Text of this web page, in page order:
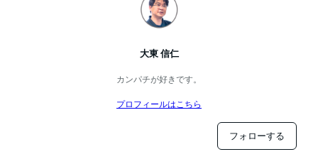
大東 信仁
カンパチが好きです。
プロフィールはこちら
フォローする